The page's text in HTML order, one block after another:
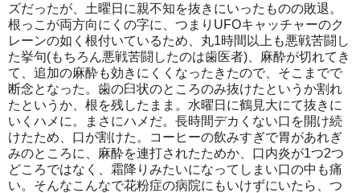
ズだったが、土曜日に親不知を抜きにいったものの敗退。
根っこが両方向にくの字に、つまりUFOキャッチャーのク
レーンの如く根付いているため、丸1時間以上も悪戦苦闘し
た挙句(もちろん悪戦苦闘したのは歯医者)、麻酔が切れてき
て、追加の麻酔も効きにくくなったきたので、そこまでで
断念となった。歯の臼状のところのみ抜けたというか割れ
たというか、根を残したまま。水曜日に鶴見大にて抜きに
いくハメに。まさにハメだ。長時間デカくない口を開け続
けたため、口が割けた。コーヒーの飲みすぎで胃があれぎ
みのところに、麻酔を連打されたためか、口内炎が1つ2つ
どころではなく、霜降りみたいになってしまい口の中も痛
い。そんなこんなで花粉症の病院にもいけずにいたら、つ